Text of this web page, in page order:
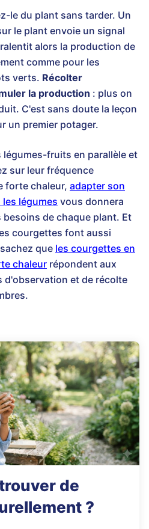
le du plant sans tarder. Un
le plant envoie un signal
alors la production de
comme pour les
verts. Récolter
la production : plus on
C'est sans doute la leçon
un premier potager.
fruits en parallèle et
sur leur fréquence
forte chaleur, adapter son
légumes vous donnera
de chaque plant. Et
courgettes font aussi
que les courgettes en
chaleur répondent aux
d'observation et de récolte
de
?